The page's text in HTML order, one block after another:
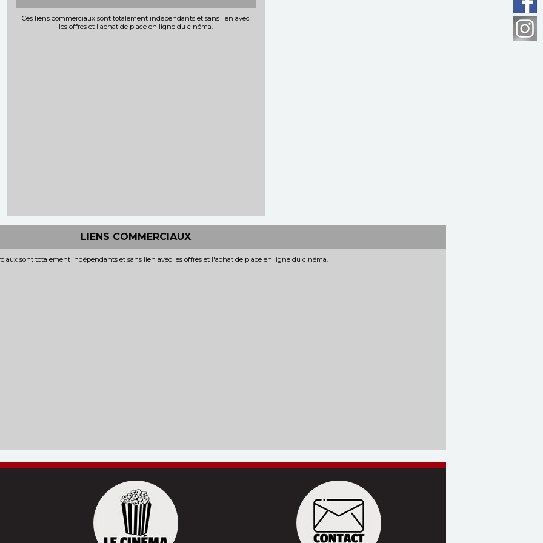
Ces liens commerciaux sont totalement indépendants et sans lien avec
les offres et l'achat de place en ligne du cinéma.
LIENS COMMERCIAUX
sont totalement indépendants et sans lien avec les offres et l'achat de place en ligne du cinéma.